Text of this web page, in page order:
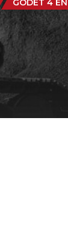
GODET 4 EN